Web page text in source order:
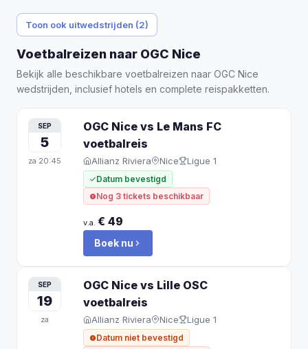
Toon ook uitwedstrijden (2)
Voetbalreizen naar OGC Nice
Bekijk alle beschikbare voetbalreizen naar OGC Nice
wedstrijden, inclusief hotels en complete reispakketten.
SEP
5
za 20:45
OGC Nice vs Le Mans FC
voetbalreis
Allianz Riviera Nice Ligue 1
Datum bevestigd
Nog 3 tickets beschikbaar
v.a. € 49
Boek nu
SEP
19
za
OGC Nice vs Lille OSC
voetbalreis
Allianz Riviera Nice Ligue 1
Datum niet bevestigd